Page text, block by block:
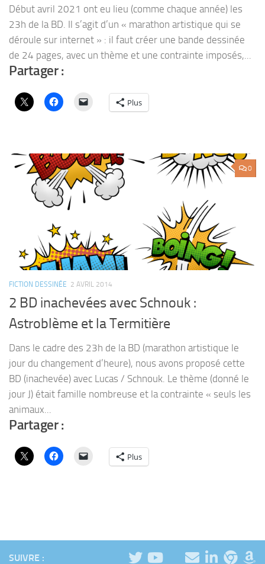
Début avril 2021 ont eu lieu (comme chaque année) les
23h de la BD. Il s’agit d’un « marathon artistique qui se
déroule sur internet » : il faut créer une bande dessinée
de 24 pages, avec un thème et une contrainte imposés,...
Partager :
Plus
0
FICTION DESSINÉE 2 AVRIL 2014
2 BD inachevées avec Schnouk :
Astroblème et la Termitière
Dans le cadre des 23h de la BD (marathon artistique le
jour du changement d’heure), nous avons proposé cette
BD (inachevée) avec Lucas / Schnouk. Le thème (donné le
jour J) était famille nombreuse et la contrainte « seuls les
animaux...
Partager :
Plus
SUIVRE :